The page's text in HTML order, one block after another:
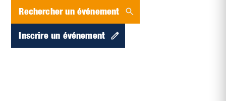
Rechercher un événement
Inscrire un événement